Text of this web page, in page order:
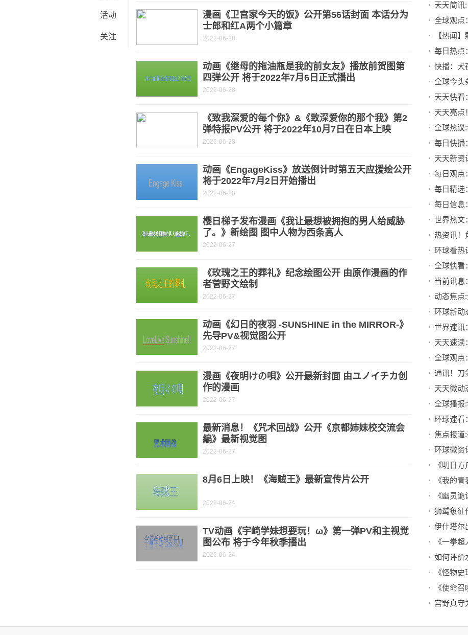
活动
关注
漫画《卫宫家今天的饭》公开第56话封面 本话分为
士郎和红A两个小篇章
2022-06-28
动画《继母的拖油瓶是我的前女友》播放前贺图第
四弹公开 将于2022年7月6日正式播出
2022-06-28
《致我深爱的每个你》&《致深爱你的那个我》第2
弹特报PV公开 将于2022年10月7日在日本上映
2022-06-28
动画《EngageKiss》放送倒计时第五天应援绘公开
将于2022年7月2日开始播出
2022-06-28
樱日梯子发布漫画《我让最想被拥抱的男人给威胁
了。》新绘图 图中人物为西条高人
2022-06-27
《玫瑰之王的葬礼》纪念绘图公开 由原作漫画的作
者菅野文绘制
2022-06-27
动画《幻日的夜羽 -SUNSHINE in the MIRROR-》
先导PV&视觉图公开
2022-06-27
漫画《夜明けの唄》公开最新封面 由ユノイチカ创
作的漫画
2022-06-27
最新消息！《咒术回战》公开《京都姉妹校交流会
編》最新视觉图
2022-06-27
8月6日上映！《海贼王》最新宣传片公开
2022-06-24
TV动画《宇崎学妹想要玩！ω》第一弹PV和主视觉
图公布 将于今年秋季播出
2022-06-24
全球观点
【热闻
快播：犬
全球今头
天天快看
天天亮点
天天新资
热资讯！
环球看热
天天速读
全球观点
通讯！刀
环球速看
环球微资
狮鹫象征